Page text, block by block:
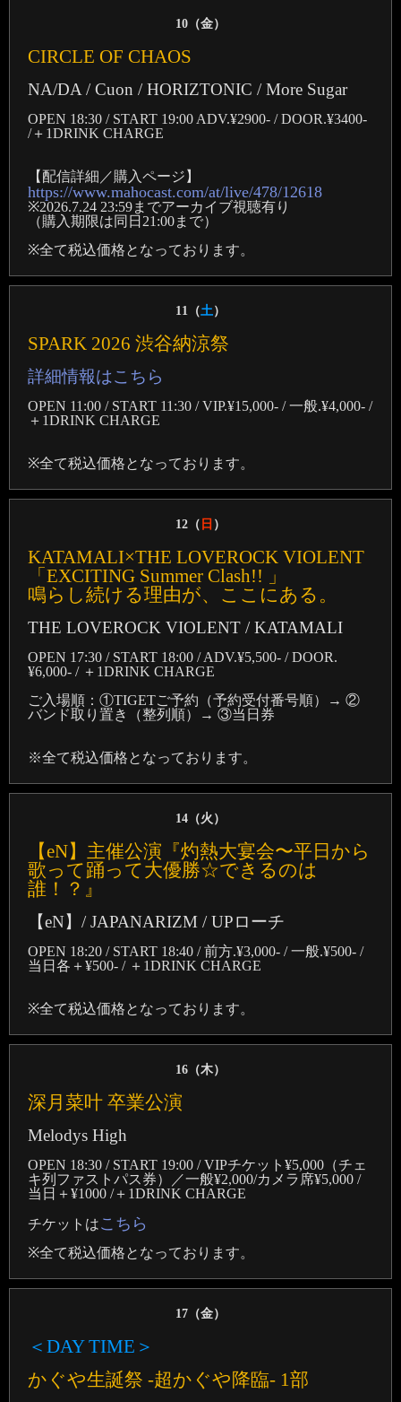
10（金）
CIRCLE OF CHAOS
NA/DA / Cuon / HORIZTONIC / More Sugar
OPEN 18:30 / START 19:00 ADV.¥2900- / DOOR.¥3400-
/＋1DRINK CHARGE
【配信詳細／購入ページ】
https://www.mahocast.com/at/live/478/12618
※2026.7.24 23:59までアーカイブ視聴有り
（購入期限は同日21:00まで）
※全て税込価格となっております。
11（土）
SPARK 2026 渋谷納涼祭
詳細情報はこちら
OPEN 11:00 / START 11:30 / VIP.¥15,000- / 一般.¥4,000- /
＋1DRINK CHARGE
※全て税込価格となっております。
12（ 日 ）
KATAMALI×THE LOVEROCK VIOLENT
「EXCITING Summer Clash!! 」
鳴らし続ける理由が、ここにある。
THE LOVEROCK VIOLENT / KATAMALI
OPEN 17:30 / START 18:00 / ADV.¥5,500- / DOOR.
¥6,000- / ＋1DRINK CHARGE
ご入場順：①TIGETご予約（予約受付番号順）→ ②
バンド取り置き（整列順）→ ③当日券
※全て税込価格となっております。
14（火）
【eN】主催公演『灼熱大宴会〜平日から
歌って踊って大優勝☆できるのは
誰！？』
【eN】/ JAPANARIZM / UPローチ
OPEN 18:20 / START 18:40 / 前方.¥3,000- / 一般.¥500- /
当日各＋¥500- / ＋1DRINK CHARGE
※全て税込価格となっております。
16（木）
深月菜叶 卒業公演
Melodys High
OPEN 18:30 / START 19:00 / VIPチケット¥5,000（チェ
キ列ファストパス券）／一般¥2,000/カメラ席¥5,000 /
当日＋¥1000 /＋1DRINK CHARGE
チケットはこちら
※全て税込価格となっております。
17（金）
＜DAY TIME＞
かぐや生誕祭 -超かぐや降臨- 1部